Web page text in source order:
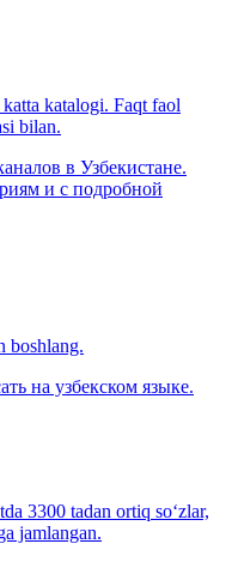
katalogi. Faqt faol
bilan.
в Узбекистане.
и с подробной
boshlang.
на узбекском языке.
3300 tadan ortiq so‘zlar,
jamlangan.